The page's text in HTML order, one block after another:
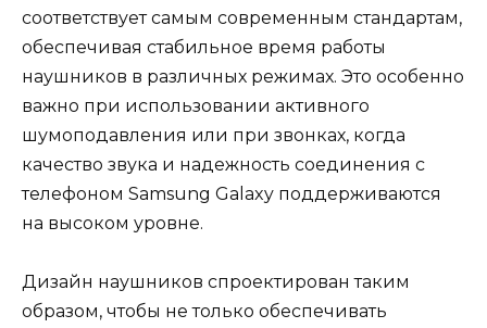
соответствует самым современным стандартам,
обеспечивая стабильное время работы
наушников в различных режимах. Это особенно
важно при использовании активного
шумоподавления или при звонках, когда
качество звука и надежность соединения с
телефоном Samsung Galaxy поддерживаются
на высоком уровне.
Дизайн наушников спроектирован таким
образом, чтобы не только обеспечивать